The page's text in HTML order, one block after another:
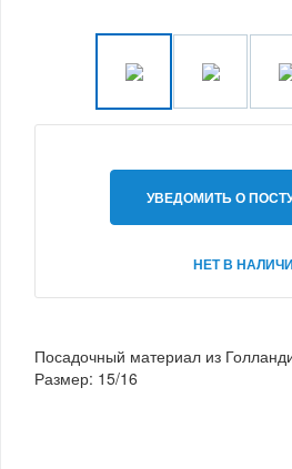
УВЕДОМИТЬ О
НЕТ В
Посадочный материал из
Размер: 15/16